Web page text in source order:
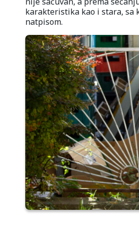
karakteristika kao i stara, sa
natpisom.